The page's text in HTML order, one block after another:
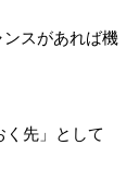
スがあれば機
く先」として